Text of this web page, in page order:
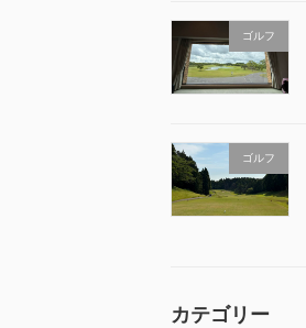
ゴルフ
ゴルフ
カテゴリー